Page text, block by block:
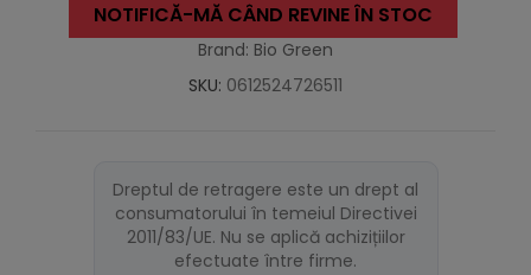
NOTIFICĂ-MĂ CÂND REVINE ÎN STOC
Brand: Bio Green
SKU: 0612524726511
Dreptul de retragere este un drept al
consumatorului în temeiul Directivei
2011/83/UE. Nu se aplică achizițiilor
efectuate între firme.